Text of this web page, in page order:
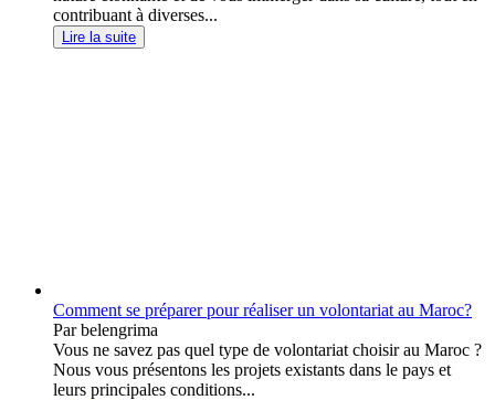
contribuant à diverses...
Lire la suite
Comment se préparer pour réaliser un volontariat au Maroc?
Par belengrima
Vous ne savez pas quel type de volontariat choisir au Maroc ?
Nous vous présentons les projets existants dans le pays et
leurs principales conditions...